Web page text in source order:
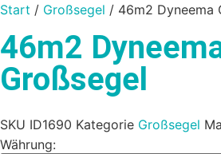
Start / Großsegel / 46m2 Dyneema
46m2
Großsegel
SKU ID1690 Kategorie Großsegel
Währung: